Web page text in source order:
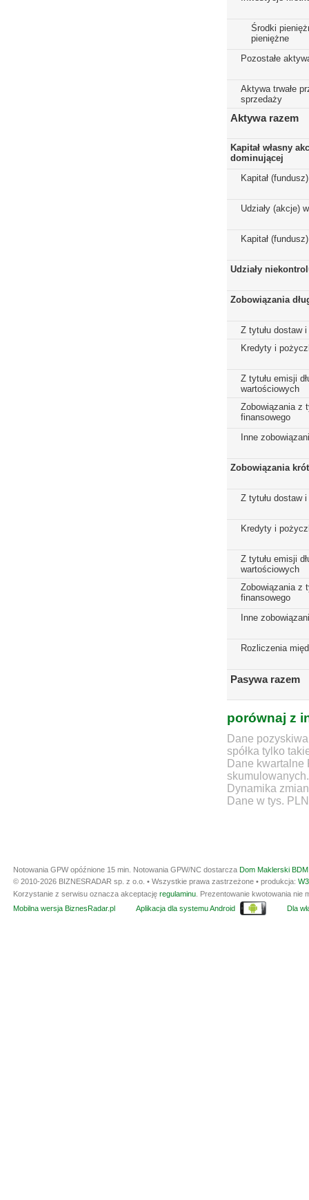
Środki
pieniężne
Pozostałe
Aktywa trwałe
sprzedaży
Aktywa razem
Kapitał własny
dominującej
Kapitał
Udziały (akcje)
Kapitał
Udziały
Zobowiązania
Z tytułu dostaw i
Kredyty i
Z tytułu emisji
wartościowych
Zobowiązania z
finansowego
Inne
Zobowiązania
Z tytułu dostaw i
Kredyty i
Z tytułu emisji
wartościowych
Zobowiązania z
finansowego
Inne
Rozliczenia
Pasywa razem
porównaj z
Dane
spółka tylko
Dane
skumulowanych.
Dynamika
Dane w tys. PLN
Notowania GPW opóźnione 15 min. Notowania GPW/NC dostarcza Dom Maklerski
© 2010-2026 BIZNESRADAR sp. z o.o. • Wszystkie prawa zastrzeżone • produkcja:
Korzystanie z serwisu oznacza akceptację regulaminu . Prezentowanie kwotowania
Mobilna wersja BiznesRadar.pl
Aplikacja dla systemu Android Dla